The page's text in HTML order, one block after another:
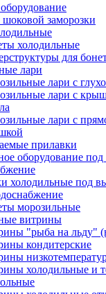
заморозки
холодильные
для
лари
лари с
лари с
лари с
прилавки
оборудование
холодильные под
морозильные
витрины
"рыба на льду"
кондитерские
холодильные и